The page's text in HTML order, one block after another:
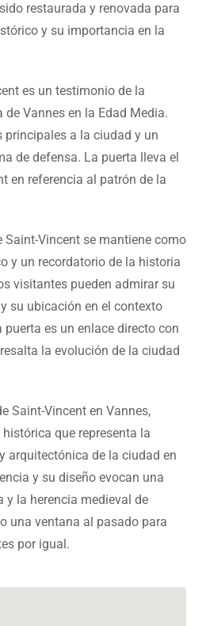
restaurada y renovada para
y su importancia en la
es un testimonio de la
Vannes en la Edad Media.
principales a la ciudad y un
de defensa. La puerta lleva el
en referencia al patrón de la
Saint-Vincent se mantiene como
y un recordatorio de la historia
visitantes pueden admirar su
su ubicación en el contexto
es un enlace directo con
la evolución de la ciudad
Saint-Vincent en Vannes,
que representa la
arquitectónica de la ciudad en
y su diseño evocan una
y la herencia medieval de
una ventana al pasado para
por igual.